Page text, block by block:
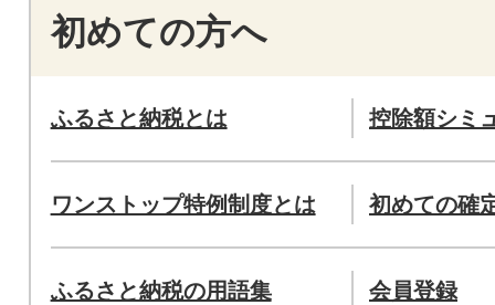
初めての方へ
ふるさと納税とは 控除額シミ
ワンストップ特例制度とは 初めての確
ふるさと納税の用語集 会員登録